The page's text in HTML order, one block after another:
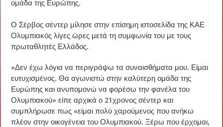
ομάδα της Ευρώπης.
Ο Σέρβος σέντερ μίλησε στην επίσημη ιστοσελίδα της ΚΑΕ
Ολυμπιακός λίγες ώρες μετά τη συμφωνία του με τους
πρωταθλητές Ελλάδος.
«Δεν έχω λόγια να περιγράψω τα συναισθήματα μου. Είμαι
ευτυχισμένος. Θα αγωνιστώ στην καλύτερη ομάδα της
Ευρώπης και ανυπομονώ να φορέσω την φανέλα του
Ολυμπιακού» είπε αρχικά ο 21χρονος σέντερ και
συμπλήρωσε πως «είμαι πολύ χαρούμενος που ανήκω
πλέον στην οικογένεια του Ολυμπιακού. Ξέρω που έρχομαι,